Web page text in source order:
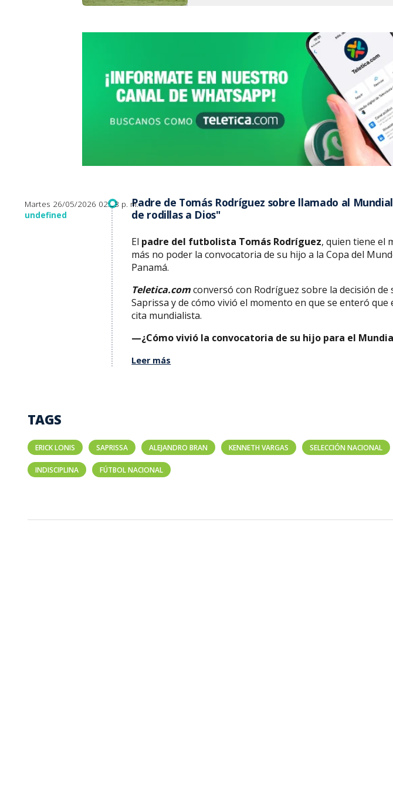
Martes 26/05/2026 02:53 p. m.
undefined
Padre de Tomás Rodríguez sobre llamado al
de rodillas a Dios"
El padre del futbolista Tomás Rodríguez, quien tiene el
más no poder la convocatoria de su hijo a la Copa del
Panamá.
Teletica.comconversó con Rodríguez sobre la decisión de
Saprissa y de cómo vivió el momento en que se enteró
cita mundialista.
—¿Cómo vivió la convocatoria de su hijo para el
Leer más
TAGS
ERICK LONIS SAPRISSA ALEJANDRO BRAN KENNETH VARGAS SELECCIÓN NACIONAL
INDISCIPLINA FÚTBOL NACIONAL